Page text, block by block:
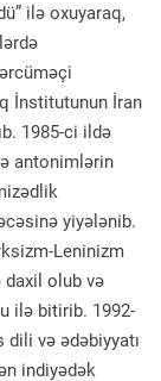
ilə oxuyaraq,
İnstitutunun İran
1985-ci ildə
antonimlərin
yiyələnib.
Leninizm
olub və
ilə bitirib. 1992-
və ədəbiyyatı
indiyədək